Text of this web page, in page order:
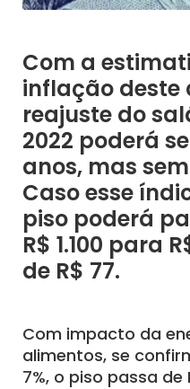
Com a
inflação deste
reajuste do
2022 poderá
anos, mas
Caso esse
piso poderá
R$ 1.100 para
de R$ 77.
Com impacto da
alimentos, se
7%, o piso passa de